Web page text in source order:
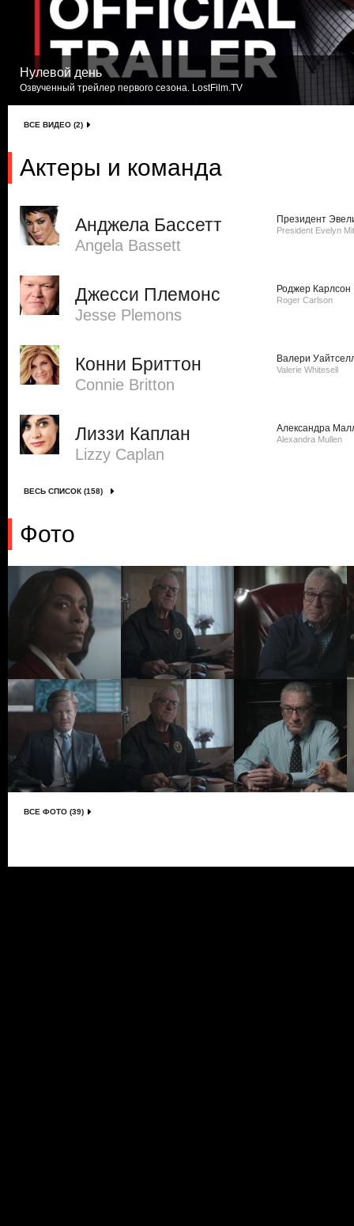
Нулевой день
Озвученный трейлер первого сезона. LostFilm.TV
ВСЕ ВИДЕО (2)
Актеры и команда
Анджела Бассетт
Angela Bassett
Президент
President Evelyn
Джесси Племонс
Jesse Plemons
Роджер Карлсон
Roger Carlson
Конни Бриттон
Connie Britton
Валери
Valerie Whitesell
Лиззи Каплан
Lizzy Caplan
Александра
Alexandra Mullen
ВЕСЬ СПИСОК (158)
Фото
ВСЕ ФОТО (39)